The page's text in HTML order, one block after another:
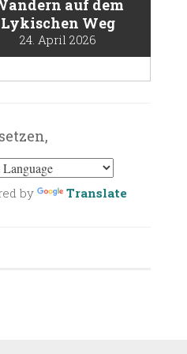
auf dem
Lykischen Weg
24. April 2026
by Translate